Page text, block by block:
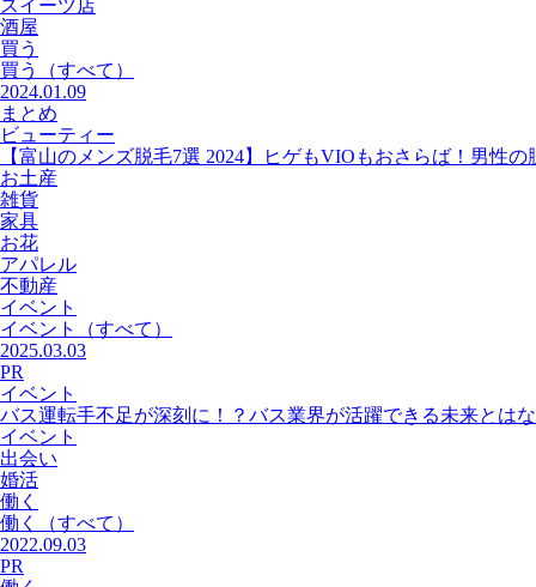
スイーツ店
酒屋
買う
買う
（すべて）
2024.01.09
まとめ
ビューティー
【富山のメンズ脱毛7選 2024】ヒゲもVIOもおさらば！男性
お土産
雑貨
家具
お花
アパレル
不動産
イベント
イベント
（すべて）
2025.03.03
PR
イベント
バス運転手不足が深刻に！？バス業界が活躍できる未来とは
イベント
出会い
婚活
働く
働く
（すべて）
2022.09.03
PR